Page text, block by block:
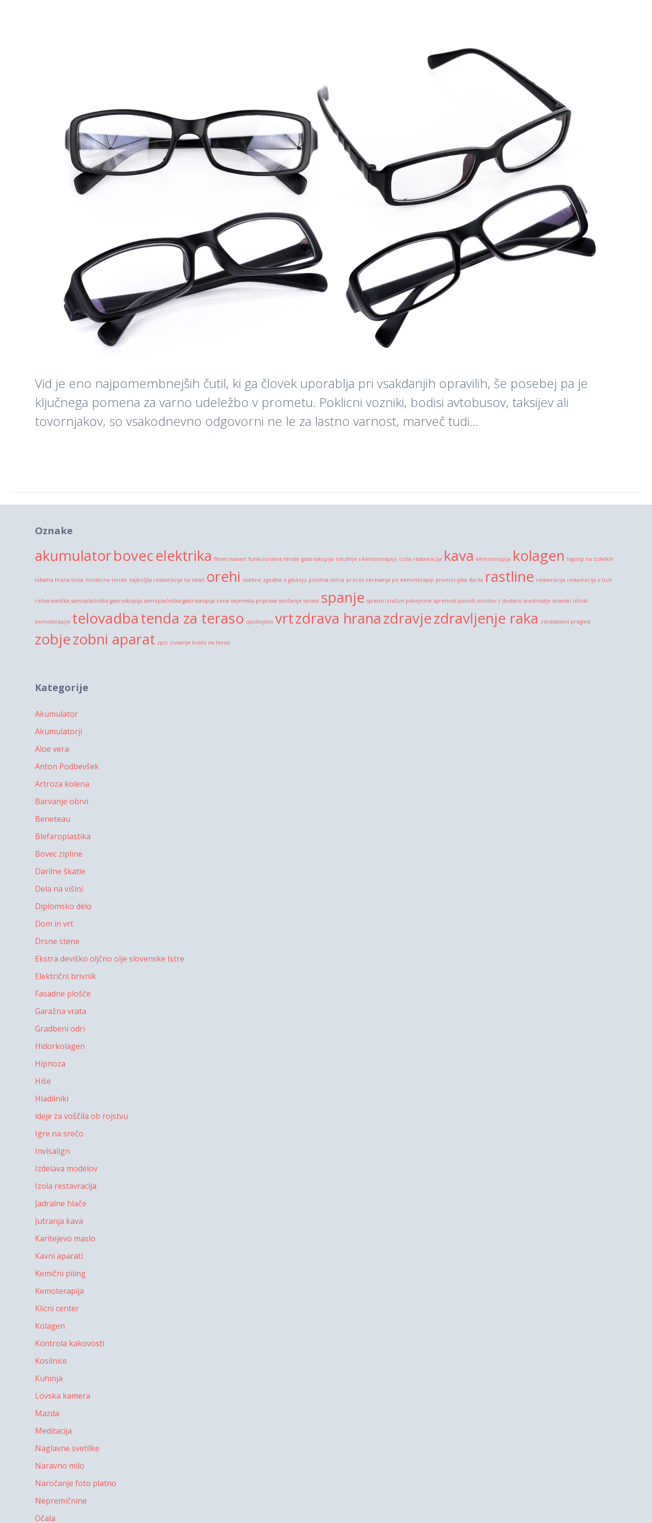
Vid je eno najpomembnejših čutil, ki ga človek uporablja pri vsakdanjih opravilih, še posebej pa je
ključnega pomena za varno udeležbo v prometu. Poklicni vozniki, bodisi avtobusov, taksijev ali
tovornjakov, so vsakodnevno odgovorni ne le za lastno varnost, marveč tudi…
Oznake
akumulatorbovecelektrika fitnes nasveti funkcionalne tende gastroskopija izkušnje s kemoterapijo Izola restavracija kava kemoterapija kolagen logotip na izdelkih
lokalna hrana Izola moderne tende najboljša restavracija na obali orehi osebne zgodbe o gibanju poletna senca proces okrevanja po kemoterapiji promocijska darila rastline restavracija restavracija v Izoli
ročna svetilka samoplačniška gastroskopija samoplačniška gastroskopija cena sejemska priprava senčenje terase spanje spletni izračun pokojnine sprehodi ponoči storitev z dodano vrednostjo stranski učinki
kemoterapije telovadbatenda za teraso upokojitev vrtzdrava hranazdravjezdravljenje raka zdravstveni pregled
zobjezobni aparat zpiz zunanje kosilo na terasi
Kategorije
Akumulator
Akumulatorji
Aloe vera
Anton Podbevšek
Artroza kolena
Barvanje obrvi
Beneteau
Blefaroplastika
Bovec zipline
Darilne škatle
Dela na višini
Diplomsko delo
Dom in vrt
Drsne stene
Ekstra deviško oljčno olje slovenske Istre
Električni brivnik
Fasadne plošče
Garažna vrata
Gradbeni odri
Hidorkolagen
Hipnoza
Hiše
Hladilniki
ideje za voščila ob rojstvu
Igre na srečo
Invisalign
Izdelava modelov
Izola restavracija
Jadralne hlače
Jutranja kava
Karitejevo maslo
Kavni aparati
Kemični piling
Kemoterapija
Klicni center
Kolagen
Kontrola kakovosti
Kosilnice
Kuhinja
Lovska kamera
Mazda
Meditacija
Naglavne svetilke
Naravno milo
Naročanje foto platno
Nepremičnine
Očala